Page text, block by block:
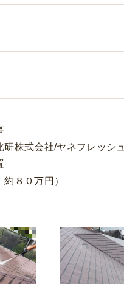
研株式会社/ヤネフレッシュ
約８０万円）